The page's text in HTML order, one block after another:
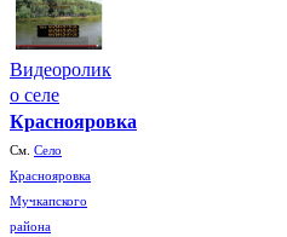
Видеоролик
о селе
Краснояровка
См. Село
Краснояровка
Мучкапского
района